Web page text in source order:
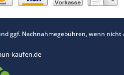
ggf. Nachnahmegebühren, wenn nicht
kaufen.de